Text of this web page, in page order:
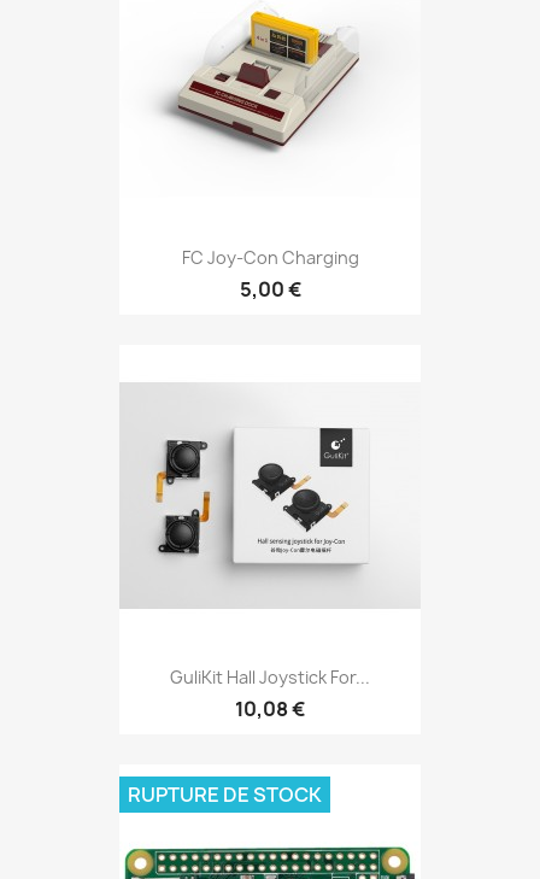
FC Joy-Con Charging
5,00 €
GuliKit Hall Joystick For...
10,08 €
RUPTURE DE STOCK